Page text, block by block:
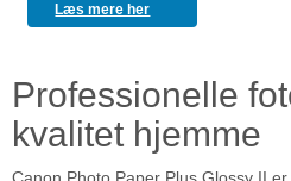
Læs mere her
Professionelle
kvalitet hjemme